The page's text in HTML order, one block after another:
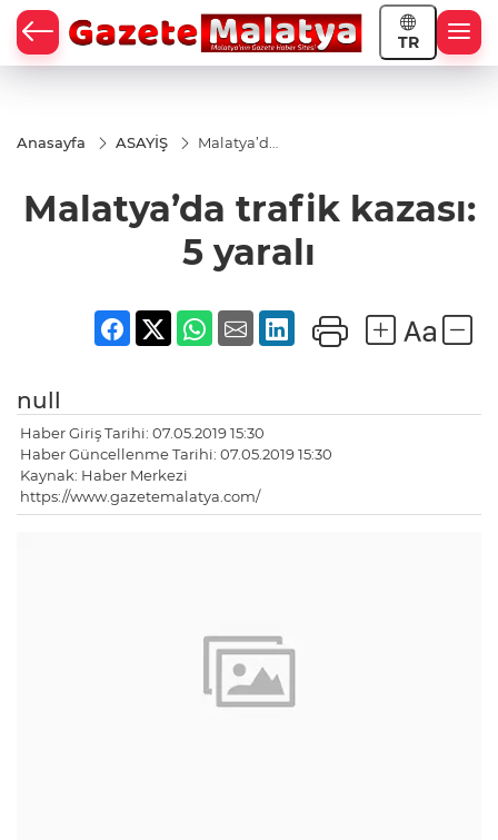
TR
Anasayfa ASAYİŞ
Malatya’da
yaralı
Malatya’da trafik kazası:
5 yaralı
null
Haber Giriş Tarihi: 07.05.2019 15:30
Haber Güncellenme Tarihi: 07.05.2019 15:30
Kaynak: Haber Merkezi
https://www.gazetemalatya.com/